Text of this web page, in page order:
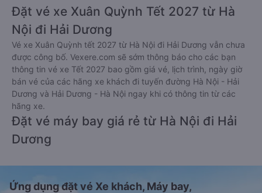
Đặt vé xe Xuân Quỳnh Tết 2027 từ Hà
Nội đi Hải Dương
Vé xe Xuân Quỳnh tết 2027 từ Hà Nội đi Hải Dương vẫn chưa
được công bố. Vexere.com sẽ sớm thông báo cho các bạn
thông tin vé xe Tết 2027 bao gồm giá vé, lịch trình, ngày giờ
bán vé của các hãng xe khách đi tuyến đường Hà Nội - Hải
Dương và Hải Dương - Hà Nội ngay khi có thông tin từ các
hãng xe.
Đặt vé máy bay giá rẻ từ Hà Nội đi Hải
Dương
Ứng dụng đặt vé Xe khách, Máy bay,